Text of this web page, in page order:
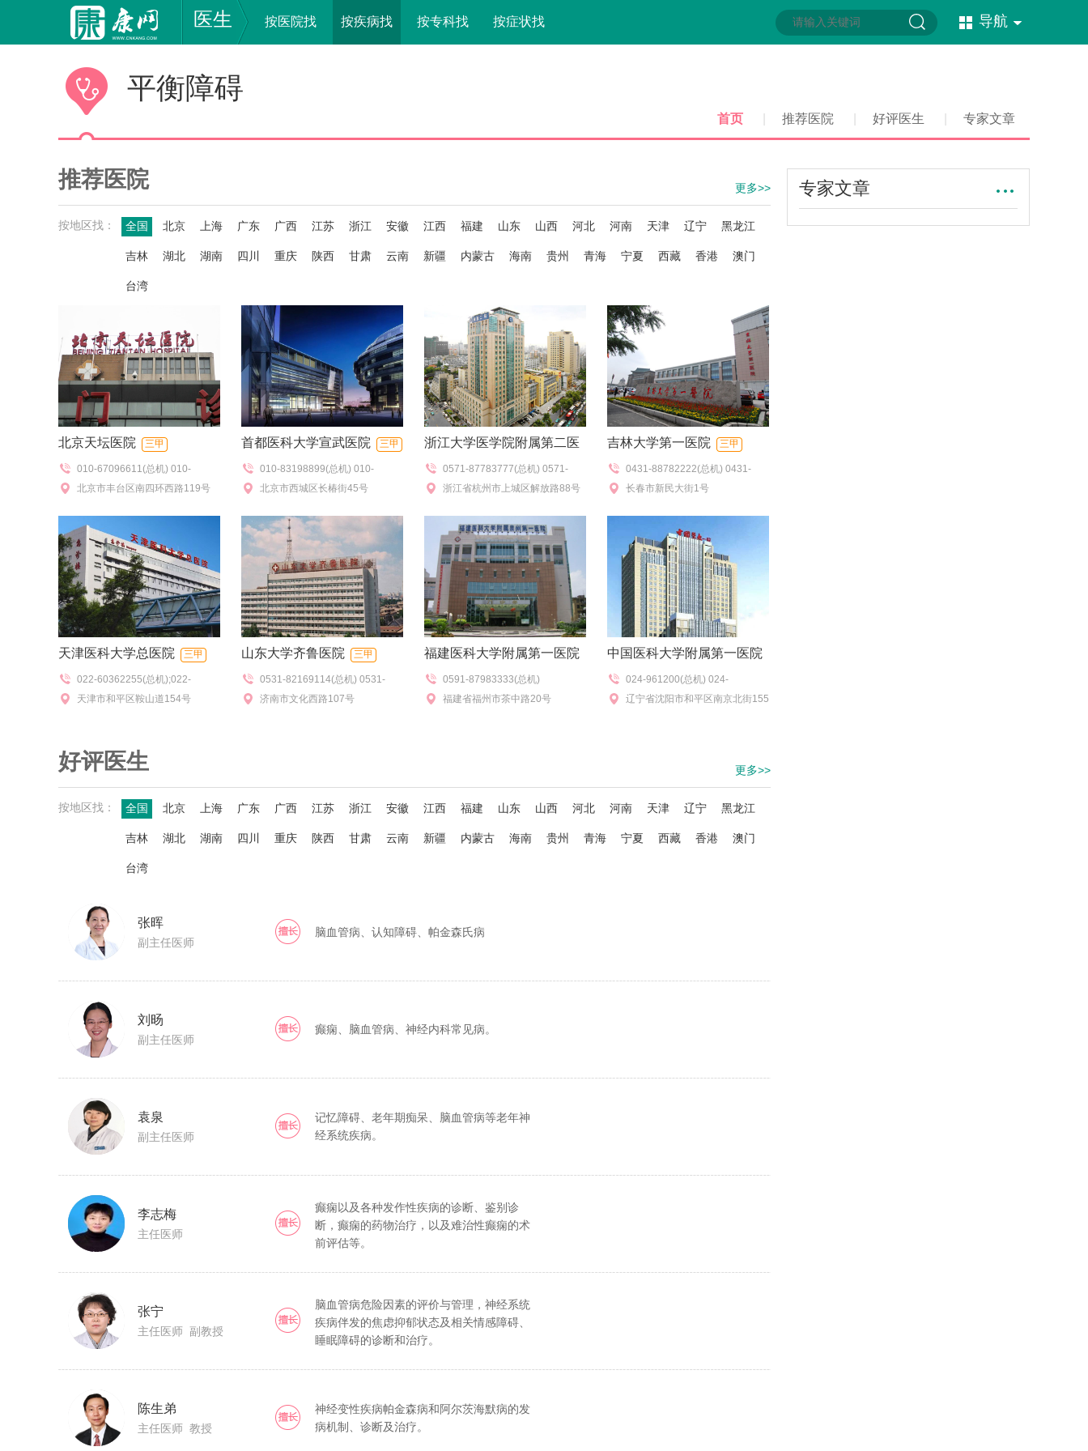
医生 按医院找 按疾病找 按专科找 按症状找 导航
平衡障碍
首页 推荐医院 好评医生 专家文章
推荐医院 更多>>
按地区找： 全国 北京 上海 广东 广西 江苏 浙江 安徽 江西 福建 山东 山西 河北 河南 天津 辽宁 黑龙江
吉林 湖北 湖南 四川 重庆 陕西 甘肃 云南 新疆 内蒙古 海南 贵州 青海 宁夏 西藏 香港 澳门
台湾
北京天坛医院 三甲
010-67096611(总机) 010-
114(预约挂号),010-
咨询),010-67098577(特需门
诊),010-67096802(门诊办)
北京市丰台区南四环西路119号
首都医科大学宣武医院 三甲
010-83198899(总机) 010-
114(预约挂号),010-83198370(挂
诊),010-83198277(咨询电话)
北京市西城区长椿街45号
浙江大学医学院附属第二医
院 0571-87783777(总机) 0571-
87077272(查号),0571-
浙江省杭州市上城区解放路88号
吉林大学第一医院 三甲
0431-88782222(总机) 0431-
85612345(院服务台),0431-
84808114(分院)
长春市新民大街1号
天津医科大学总医院 三甲
022-60362255(总机);022-
60361301/1365(预约)
天津市和平区鞍山道154号
山东大学齐鲁医院 三甲
0531-82169114(总机) 0531-
82169305(急救)
济南市文化西路107号
福建医科大学附属第一医院
三甲
0591-87983333(总机)
福建省福州市茶中路20号
中国医科大学附属第一医院
三甲
024-961200(总机) 024-
83283888/2888(综合服务台)
辽宁省沈阳市和平区南京北街155
好评医生 更多>>
按地区找： 全国 北京 上海 广东 广西 江苏 浙江 安徽 江西 福建 山东 山西 河北 河南 天津 辽宁 黑龙江
吉林 湖北 湖南 四川 重庆 陕西 甘肃 云南 新疆 内蒙古 海南 贵州 青海 宁夏 西藏 香港 澳门
台湾
张晖
副主任医师
脑血管病、认知障碍、帕金森氏病
刘旸
副主任医师
癫痫、脑血管病、神经内科常见病。
袁泉
副主任医师
记忆障碍、老年期痴呆、脑血管病等老年神
经系统疾病。
李志梅
主任医师
癫痫以及各种发作性疾病的诊断、鉴别诊
断，癫痫的药物治疗，以及难治性癫痫的术
前评估等。
张宁
主任医师 副教授
脑血管病危险因素的评价与管理，神经系统
疾病伴发的焦虑抑郁状态及相关情感障碍、
睡眠障碍的诊断和治疗。
陈生弟
主任医师 教授
神经变性疾病帕金森病和阿尔茨海默病的发
病机制、诊断及治疗。
专家文章